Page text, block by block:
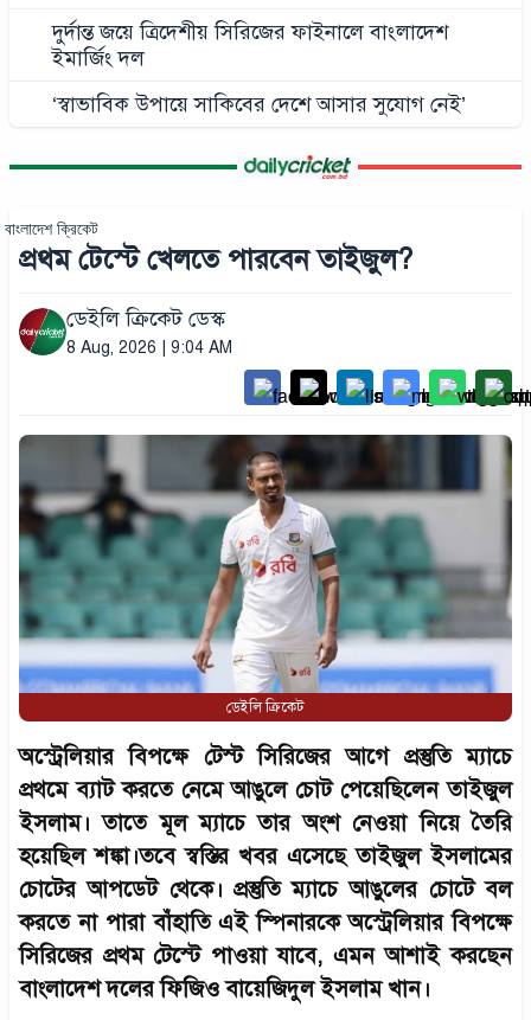
দুর্দান্ত জয়ে ত্রিদেশীয় সিরিজের ফাইনালে বাংলাদেশ
ইমার্জিং দল
‘স্বাভাবিক উপায়ে সাকিবের দেশে আসার সুযোগ নেই’
বাংলাদেশ ক্রিকেট
প্রথম টেস্টে খেলতে পারবেন তাইজুল?
ডেইলি ক্রিকেট ডেস্ক
8 Aug, 2026 | 9:04 AM
ডেইলি ক্রিকেট
অস্ট্রেলিয়ার বিপক্ষে টেস্ট সিরিজের আগে প্রস্তুতি ম্যাচে
প্রথমে ব্যাট করতে নেমে আঙুলে চোট পেয়েছিলেন তাইজুল
ইসলাম। তাতে মূল ম্যাচে তার অংশ নেওয়া নিয়ে তৈরি
হয়েছিল শঙ্কা।তবে স্বস্তির খবর এসেছে তাইজুল ইসলামের
চোটের আপডেট থেকে। প্রস্তুতি ম্যাচে আঙুলের চোটে বল
করতে না পারা বাঁহাতি এই স্পিনারকে অস্ট্রেলিয়ার বিপক্ষে
সিরিজের প্রথম টেস্টে পাওয়া যাবে, এমন আশাই করছেন
বাংলাদেশ দলের ফিজিও বায়েজিদুল ইসলাম খান।